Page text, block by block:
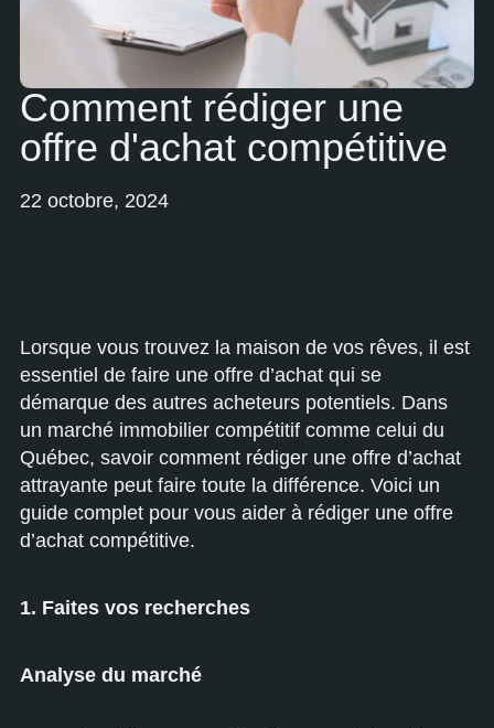
Comment rédiger une
offre d'achat compétitive
22 octobre, 2024
Lorsque vous trouvez la maison de vos rêves, il est
essentiel de faire une offre d’achat qui se
démarque des autres acheteurs potentiels. Dans
un marché immobilier compétitif comme celui du
Québec, savoir comment rédiger une offre d’achat
attrayante peut faire toute la différence. Voici un
guide complet pour vous aider à rédiger une offre
d’achat compétitive.
1. Faites vos recherches
Analyse du marché